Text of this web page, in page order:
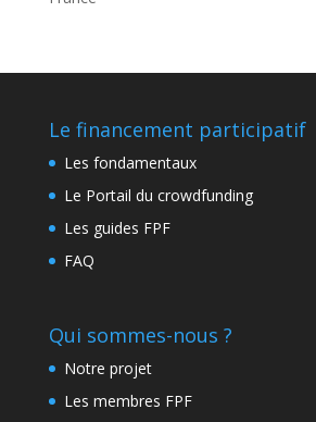
Le financement participatif
Les fondamentaux
Le Portail du crowdfunding
Les guides FPF
FAQ
Qui sommes-nous ?
Notre projet
Les membres FPF